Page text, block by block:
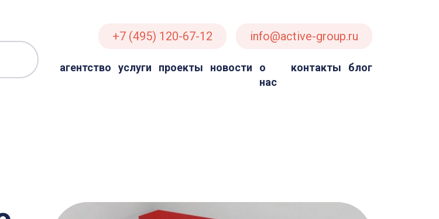
+7 (495) 120-67-12 info@active-group.ru
агентство услуги проекты новости
о
нас
контакты блог